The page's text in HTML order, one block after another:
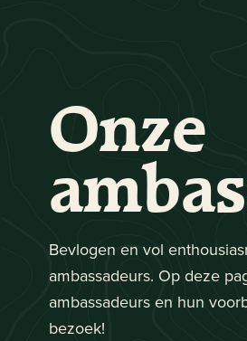
Onze
Bevlogen en vol
ambassadeurs. Op deze
ambassadeurs en hun
bezoek!